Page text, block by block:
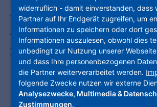
und Quartiersmanagement. Ende
Verstetigung wichtiger Strukturen
Auftrag vertragsgemäß
gesamte Programmlaufzeit
Thielmann, Projektleiter
Stadtentwicklung, mit seinem
Kommune am Taunus bei der
zahlreicher Projekte – stets mit
widerruflich - damit einverstanden, dass
Partner auf Ihr Endgerät zugreifen, um
Informationen zu speichern oder dort
Informationen auszulesen, obwohl dies
unbedingt zur Nutzung unserer
und dass Ihre personenbezogenen
die Partner weiterverarbeitet werden.
folgende Zwecke nutzen wir externe
Analysezwecke, Multimedia &
Zustimmungen.